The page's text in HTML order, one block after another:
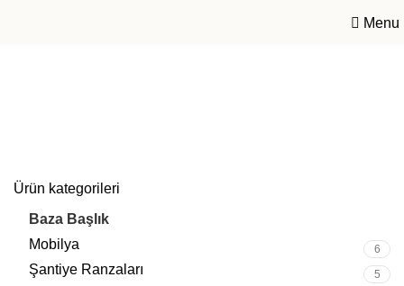
Menu
Ürün kategorileri
Baza Başlık
Mobilya 6
Şantiye Ranzaları 5